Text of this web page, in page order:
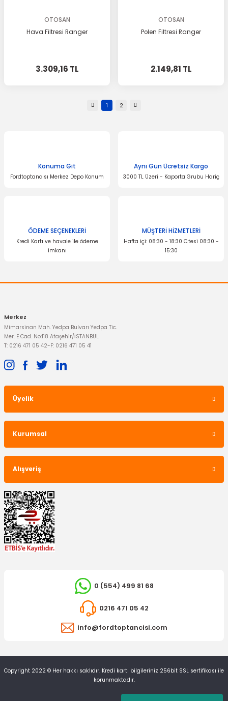
OTOSAN
Hava Filtresi Ranger
3.309,16 TL
OTOSAN
Polen Filtresi Ranger
2.149,81 TL
1 2
Konuma Git
Fordtoptancısı Merkez Depo Konum
Aynı Gün Ücretsiz Kargo
3000 TL Üzeri - Kaporta Grubu Hariç
ÖDEME SEÇENEKLERİ
Kredi Kartı ve havale ile ödeme
imkanı
MÜŞTERİ HİZMETLERİ
Hafta içi: 08:30 - 18:30 C.tesi 08:30 -
15:30
Merkez
Mimarsinan Mah. Yedpa Bulvarı Yedpa Tic.
Mer. E Cad. No:118 Ataşehir/İSTANBUL
T: 0216 471 05 42-F: 0216 471 05 41
Üyelik
Kurumsal
Alışveriş
0 (554) 499 81 68
0216 471 05 42
info@fordtoptancisi.com
Copyright 2022 © Her hakkı saklıdır. Kredi kartı bilgileriniz 256bit SSL sertifikası ile
korunmaktadır.